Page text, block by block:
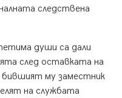
следствена
души са дали
след оставката на
му заместник
на службата